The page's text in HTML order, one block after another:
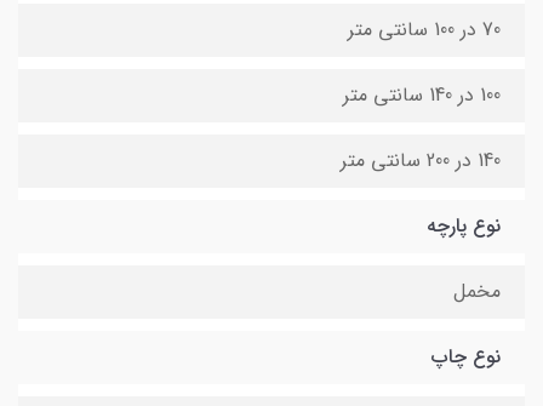
70 در 100 سانتی متر
100 در 140 سانتی متر
140 در 200 سانتی متر
نوع پارچه
مخمل
نوع چاپ